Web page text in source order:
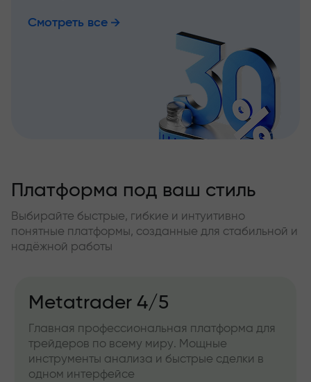
Смотреть все
Платформа под ваш стиль
Выбирайте быстрые, гибкие и интуитивно
понятные платформы, созданные для стабильной и
надёжной работы
Metatrader 4/5
Главная профессиональная платформа для
трейдеров по всему миру. Мощные
инструменты анализа и быстрые сделки в
одном интерфейсе